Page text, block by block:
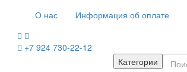
О нас Информация об оплате
+7 924 730-22-12
Категории